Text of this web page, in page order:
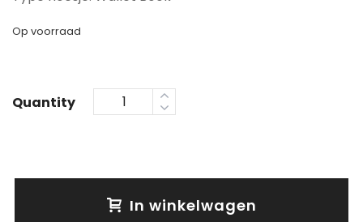
Op voorraad
Quantity
In winkelwagen